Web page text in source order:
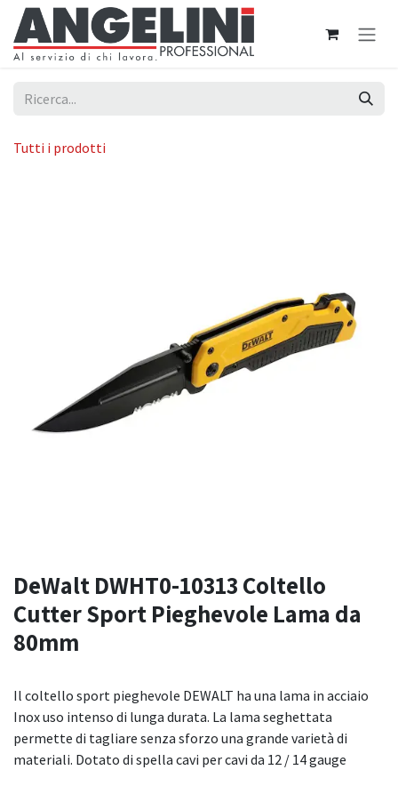
Passa al contenuto
Tutti i prodotti
DeWalt DWHT0-10313 Coltello
Cutter Sport Pieghevole Lama da
80mm
Il coltello sport pieghevole DEWALT ha una lama in acciaio
Inox uso intenso di lunga durata. La lama seghettata
permette di tagliare senza sforzo una grande varietà di
materiali. Dotato di spella cavi per cavi da 12 / 14 gauge